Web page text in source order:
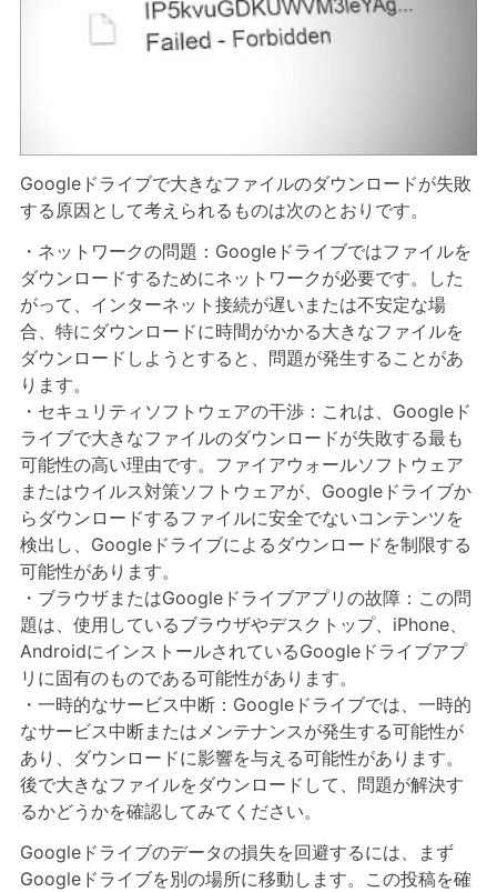
Googleドライブで大きなファイルのダウンロードが失敗
する原因として考えられるものは次のとおりです。
・ネットワークの問題：Googleドライブではファイルを
ダウンロードするためにネットワークが必要です。した
がって、インターネット接続が遅いまたは不安定な場
合、特にダウンロードに時間がかかる大きなファイルを
ダウンロードしようとすると、問題が発生することがあ
ります。
・セキュリティソフトウェアの干渉：これは、Googleド
ライブで大きなファイルのダウンロードが失敗する最も
可能性の高い理由です。ファイアウォールソフトウェア
またはウイルス対策ソフトウェアが、Googleドライブか
らダウンロードするファイルに安全でないコンテンツを
検出し、Googleドライブによるダウンロードを制限する
可能性があります。
・ブラウザまたはGoogleドライブアプリの故障：この問
題は、使用しているブラウザやデスクトップ、iPhone、
AndroidにインストールされているGoogleドライブアプ
リに固有のものである可能性があります。
・一時的なサービス中断：Googleドライブでは、一時的
なサービス中断またはメンテナンスが発生する可能性が
あり、ダウンロードに影響を与える可能性があります。
後で大きなファイルをダウンロードして、問題が解決す
るかどうかを確認してみてください。
Googleドライブのデータの損失を回避するには、まず
Googleドライブを別の場所に移動します。この投稿を確